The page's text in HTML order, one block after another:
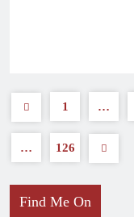
1 …
… 126
Find Me On